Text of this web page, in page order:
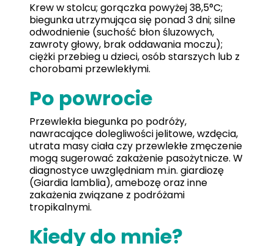
Krew w stolcu; gorączka powyżej 38,5°C;
biegunka utrzymująca się ponad 3 dni; silne
odwodnienie (suchość błon śluzowych,
zawroty głowy, brak oddawania moczu);
ciężki przebieg u dzieci, osób starszych lub z
chorobami przewlekłymi.
Po powrocie
Przewlekła biegunka po podróży,
nawracające dolegliwości jelitowe, wzdęcia,
utrata masy ciała czy przewlekłe zmęczenie
mogą sugerować zakażenie pasożytnicze. W
diagnostyce uwzględniam m.in. giardiozę
(Giardia lamblia), amebozę oraz inne
zakażenia związane z podróżami
tropikalnymi.
Kiedy do mnie?